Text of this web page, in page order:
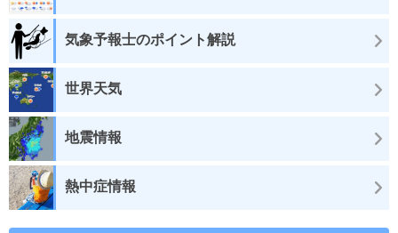
気象予報士のポイント解説
世界天気
地震情報
熱中症情報